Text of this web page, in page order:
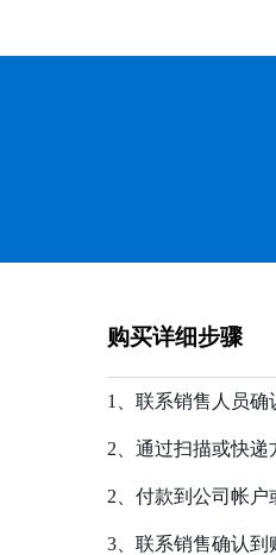
购买详细步骤
1、联系销售人员确
2、通过扫描或快递
2、付款到公司帐户
3、联系销售确认